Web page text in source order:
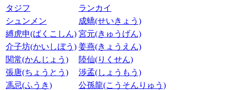
タジフ
ランカイ
シュンメン
成蟜(せいきょう)
縛虎申(ばくこしん) 宮元(きゅうげん)
介子坊(かいしぼう) 姜燕(きょうえん)
関常(かんじょう)
陸仙(りくせん)
張唐(ちょうとう)
渉孟(しょうもう)
馮忌(ふうき)
公孫龍(こうそんりゅう)